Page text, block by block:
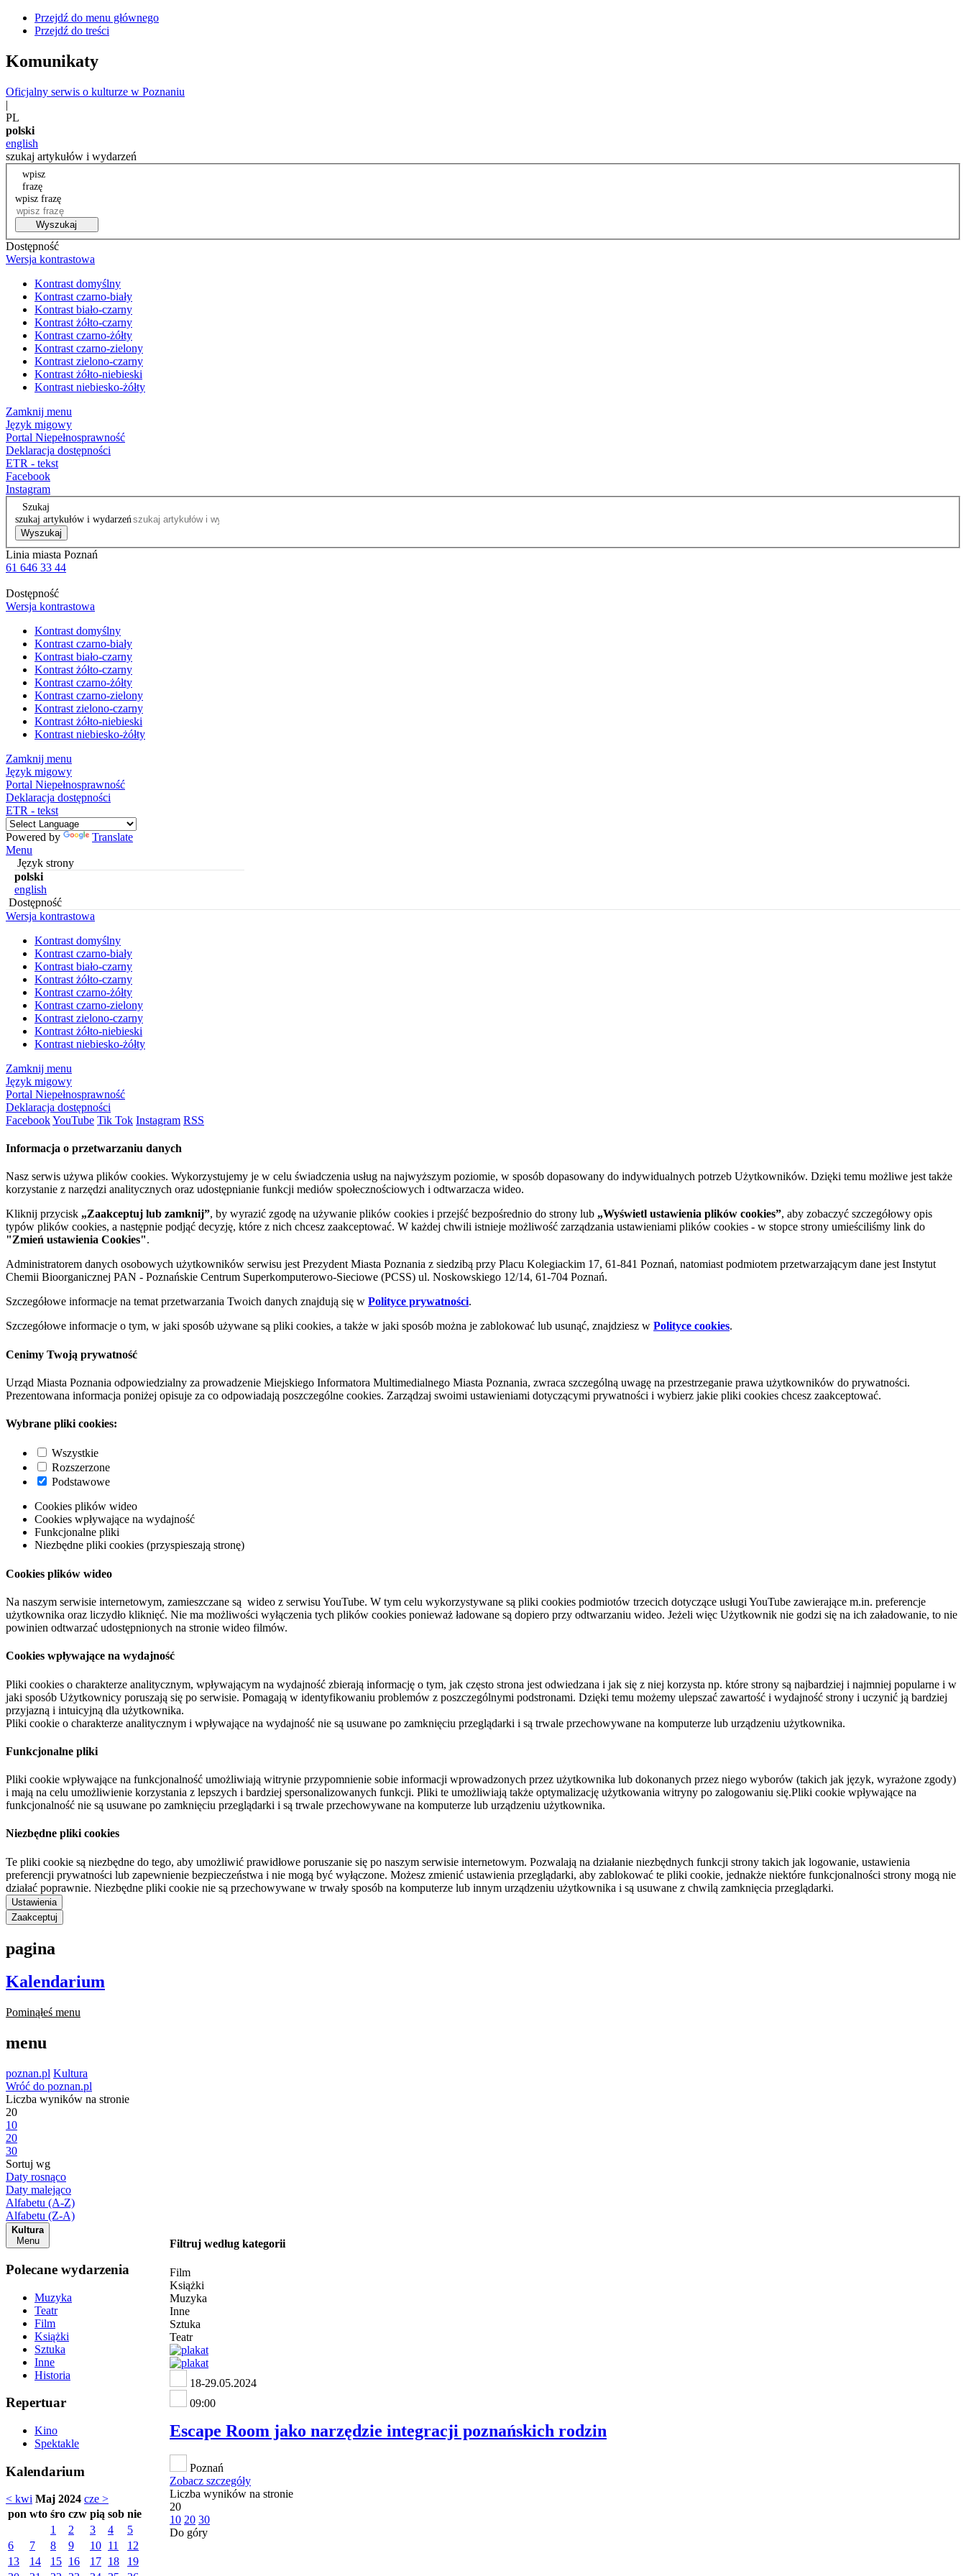
Przejdź do menu głównego
Przejdź do treści
Komunikaty
Oficjalny serwis o kulturze w Poznaniu
|
PL
polski
english
szukaj artykułów i wydarzeń
wpisz
frazę
wpisz frazę
Wyszukaj
Dostępność
Wersja kontrastowa
Kontrast domyślny
Kontrast czarno-biały
Kontrast biało-czarny
Kontrast żółto-czarny
Kontrast czarno-żółty
Kontrast czarno-zielony
Kontrast zielono-czarny
Kontrast żółto-niebieski
Kontrast niebiesko-żółty
Zamknij menu
Język migowy
Portal Niepełnosprawność
Deklaracja dostępności
ETR - tekst
Facebook
Instagram
Szukaj
szukaj artykułów i wydarzeń
Wyszukaj
Linia miasta Poznań
61 646 33 44
Dostępność
Wersja kontrastowa
Kontrast domyślny
Kontrast czarno-biały
Kontrast biało-czarny
Kontrast żółto-czarny
Kontrast czarno-żółty
Kontrast czarno-zielony
Kontrast zielono-czarny
Kontrast żółto-niebieski
Kontrast niebiesko-żółty
Zamknij menu
Język migowy
Portal Niepełnosprawność
Deklaracja dostępności
ETR - tekst
Powered by
Translate
Menu
Język strony
polski
english
Dostępność
Wersja kontrastowa
Kontrast domyślny
Kontrast czarno-biały
Kontrast biało-czarny
Kontrast żółto-czarny
Kontrast czarno-żółty
Kontrast czarno-zielony
Kontrast zielono-czarny
Kontrast żółto-niebieski
Kontrast niebiesko-żółty
Zamknij menu
Język migowy
Portal Niepełnosprawność
Deklaracja dostępności
FacebookYouTube Tik Tok Instagram RSS
Informacja o przetwarzaniu danych
Nasz serwis używa plików cookies. Wykorzystujemy je w celu świadczenia usług na najwyższym poziomie, w sposób dopasowany do indywidualnych potrzeb Użytkowników. Dzięki temu możliwe jest także
korzystanie z narzędzi analitycznych oraz udostępnianie funkcji mediów społecznościowych i odtwarzacza wideo.
Kliknij przycisk „Zaakceptuj lub zamknij”, by wyrazić zgodę na używanie plików cookies i przejść bezpośrednio do strony lub „Wyświetl ustawienia plików cookies”, aby zobaczyć szczegółowy opis
typów plików cookies, a następnie podjąć decyzję, które z nich chcesz zaakceptować. W każdej chwili istnieje możliwość zarządzania ustawieniami plików cookies - w stopce strony umieściliśmy link do
"Zmień ustawienia Cookies".
Administratorem danych osobowych użytkowników serwisu jest Prezydent Miasta Poznania z siedzibą przy Placu Kolegiackim 17, 61-841 Poznań, natomiast podmiotem przetwarzającym dane jest Instytut
Chemii Bioorganicznej PAN - Poznańskie Centrum Superkomputerowo-Sieciowe (PCSS) ul. Noskowskiego 12/14, 61-704 Poznań.
Szczegółowe informacje na temat przetwarzania Twoich danych znajdują się w Polityce prywatności.
Szczegółowe informacje o tym, w jaki sposób używane są pliki cookies, a także w jaki sposób można je zablokować lub usunąć, znajdziesz w Polityce cookies.
Cenimy Twoją prywatność
Urząd Miasta Poznania odpowiedzialny za prowadzenie Miejskiego Informatora Multimedialnego Miasta Poznania, zwraca szczególną uwagę na przestrzeganie prawa użytkowników do prywatności.
Prezentowana informacja poniżej opisuje za co odpowiadają poszczególne cookies. Zarządzaj swoimi ustawieniami dotyczącymi prywatności i wybierz jakie pliki cookies chcesz zaakceptować.
Wybrane pliki cookies:
Wszystkie
Rozszerzone
Podstawowe
Cookies plików wideo
Cookies wpływające na wydajność
Funkcjonalne pliki
Niezbędne pliki cookies (przyspieszają stronę)
Cookies plików wideo
Na naszym serwisie internetowym, zamieszczane są wideo z serwisu YouTube. W tym celu wykorzystywane są pliki cookies podmiotów trzecich dotyczące usługi YouTube zawierające m.in. preferencje
użytkownika oraz liczydło kliknięć. Nie ma możliwości wyłączenia tych plików cookies ponieważ ładowane są dopiero przy odtwarzaniu wideo. Jeżeli więc Użytkownik nie godzi się na ich załadowanie, to nie
powinien odtwarzać udostępnionych na stronie wideo filmów.
Cookies wpływające na wydajność
Pliki cookies o charakterze analitycznym, wpływającym na wydajność zbierają informację o tym, jak często strona jest odwiedzana i jak się z niej korzysta np. które strony są najbardziej i najmniej popularne i w
jaki sposób Użytkownicy poruszają się po serwisie. Pomagają w identyfikowaniu problemów z poszczególnymi podstronami. Dzięki temu możemy ulepszać zawartość i wydajność strony i uczynić ją bardziej
przyjazną i intuicyjną dla użytkownika.
Pliki cookie o charakterze analitycznym i wpływające na wydajność nie są usuwane po zamknięciu przeglądarki i są trwale przechowywane na komputerze lub urządzeniu użytkownika.
Funkcjonalne pliki
Pliki cookie wpływające na funkcjonalność umożliwiają witrynie przypomnienie sobie informacji wprowadzonych przez użytkownika lub dokonanych przez niego wyborów (takich jak język, wyrażone zgody)
i mają na celu umożliwienie korzystania z lepszych i bardziej spersonalizowanych funkcji. Pliki te umożliwiają także optymalizację użytkowania witryny po zalogowaniu się.Pliki cookie wpływające na
funkcjonalność nie są usuwane po zamknięciu przeglądarki i są trwale przechowywane na komputerze lub urządzeniu użytkownika.
Niezbędne pliki cookies
Te pliki cookie są niezbędne do tego, aby umożliwić prawidłowe poruszanie się po naszym serwisie internetowym. Pozwalają na działanie niezbędnych funkcji strony takich jak logowanie, ustawienia
preferencji prywatności lub zapewnienie bezpieczeństwa i nie mogą być wyłączone. Możesz zmienić ustawienia przeglądarki, aby zablokować te pliki cookie, jednakże niektóre funkcjonalności strony mogą nie
działać poprawnie. Niezbędne pliki cookie nie są przechowywane w trwały sposób na komputerze lub innym urządzeniu użytkownika i są usuwane z chwilą zamknięcia przeglądarki.
Ustawienia
Zaakceptuj
pagina
Kalendarium
Pominąłeś menu
menu
poznan.pl Kultura
Wróć do poznan.pl
Liczba wyników na stronie
20
10
20
30
Sortuj wg
Daty rosnąco
Daty malejąco
Alfabetu (A-Z)
Alfabetu (Z-A)
Kultura
Menu
Polecane wydarzenia
Muzyka
Teatr
Film
Książki
Sztuka
Inne
Historia
Repertuar
Kino
Spektakle
Kalendarium
< kwi Maj 2024 cze >
pon wto śro czw pią sob nie
1
2 3 4
5
6
7 8 9 10 11
12
13
14 15 16 17 18
19
Filtruj według kategorii
Film
Książki
Muzyka
Inne
Sztuka
Teatr
18-29.05.2024
09:00
Escape Room jako narzędzie integracji poznańskich rodzin
Poznań
Zobacz szczegóły
Liczba wyników na stronie
20
10 20 30
Do góry